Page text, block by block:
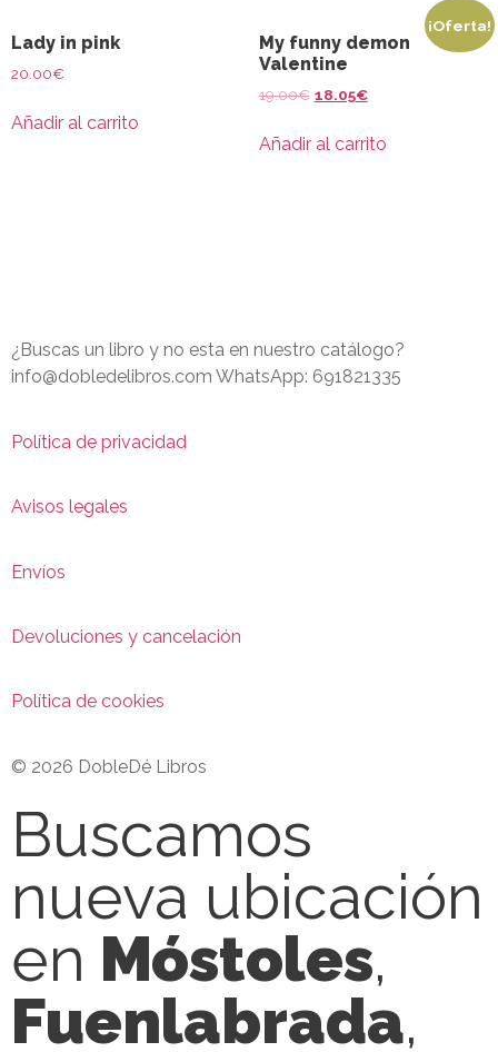
Lady in pink
20.00€
Añadir al carrito
¡Oferta!
My funny demon
Valentine
19.00€ 18.05€
Añadir al carrito
¿Buscas un libro y no esta en nuestro catálogo?
info@dobledelibros.com WhatsApp: 691821335
Política de privacidad
Avisos legales
Envíos
Devoluciones y cancelación
Política de cookies
© 2026 DobleDé Libros
Buscamos
nueva ubicación
en Móstoles,
Fuenlabrada,